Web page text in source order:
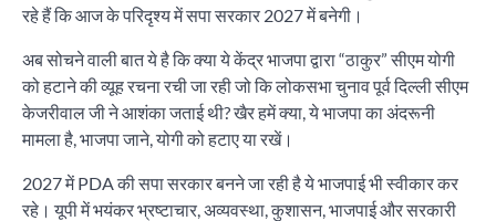
रहे हैं कि आज के परिदृश्य में सपा सरकार 2027 में बनेगी।
अब सोचने वाली बात ये है कि क्या ये केंद्र भाजपा द्वारा “ठाकुर” सीएम योगी
को हटाने की व्यूह रचना रची जा रही जो कि लोकसभा चुनाव पूर्व दिल्ली सीएम
केजरीवाल जी ने आशंका जताई थी? खैर हमें क्या, ये भाजपा का अंदरूनी
मामला है, भाजपा जाने, योगी को हटाए या रखें।
2027 में PDA की सपा सरकार बनने जा रही है ये भाजपाई भी स्वीकार कर
रहे। यूपी में भयंकर भ्रष्टाचार, अव्यवस्था, कुशासन, भाजपाई और सरकारी